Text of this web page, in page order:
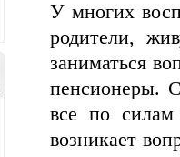
У многих
родители,
заниматься
пенсионеры.
все по
возникает